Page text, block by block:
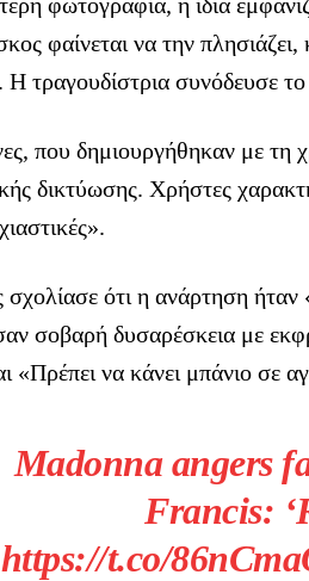
φαίνεται να την
Η τραγουδίστρια συνόδευσε
που δημιουργήθηκαν με
δικτύωσης. Χρήστες
σχολίασε ότι η ανάρτηση
σοβαρή δυσαρέσκεια με
«Πρέπει να κάνει μπάνιο σε
Madonna angers
Francis:
https://t.co/